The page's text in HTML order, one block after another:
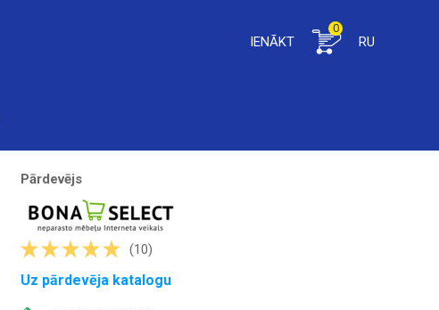
IENĀKT
0
RU
Pārdevējs
(10)
Uz pārdevēja katalogu